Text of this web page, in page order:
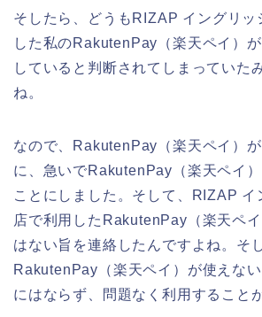
そしたら、どうもRIZAP イングリッ
した私のRakutenPay（楽天ペイ）
していると判断されてしまっていた
ね。
なので、RakutenPay（楽天ペイ）
に、急いでRakutenPay（楽天ペイ
ことにしました。そして、RIZAP イ
店で利用したRakutenPay（楽天ペ
はない旨を連絡したんですよね。そ
RakutenPay（楽天ペイ）が使えな
にはならず、問題なく利用すること